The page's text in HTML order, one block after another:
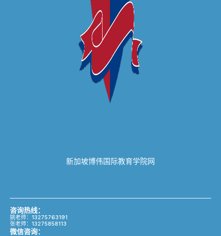
新加坡博伟国际教育学院网
咨询热线：
姚老师：13275763191
张老师：13275858113
微信咨询：